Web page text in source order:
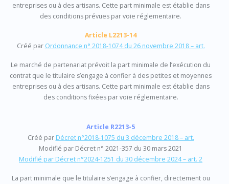
entreprises ou à des artisans. Cette part minimale est établie dans
des conditions prévues par voie réglementaire.
Article L2213-14
Créé par Ordonnance n° 2018-1074 du 26 novembre 2018 – art.
Le marché de partenariat prévoit la part minimale de l’exécution du
contrat que le titulaire s’engage à confier à des petites et moyennes
entreprises ou à des artisans. Cette part minimale est établie dans
des conditions fixées par voie réglementaire.
Article R2213-5
Créé par Décret n°2018-1075 du 3 décembre 2018 – art.
Modifié par Décret n° 2021-357 du 30 mars 2021
Modifié par Décret n°2024-1251 du 30 décembre 2024 – art. 2
La part minimale que le titulaire s’engage à confier, directement ou